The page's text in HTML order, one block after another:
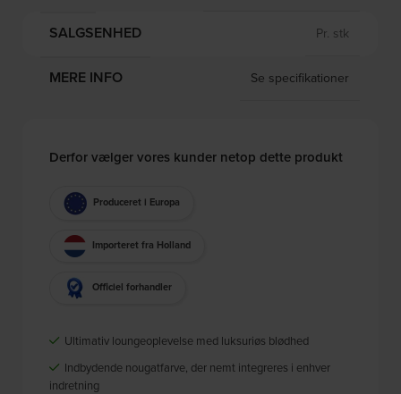
SALGSENHED Pr. stk
MERE INFO Se specifikationer
Derfor vælger vores kunder netop dette produkt
Produceret i Europa
Importeret fra Holland
Officiel forhandler
Ultimativ loungeoplevelse med luksuriøs blødhed
Indbydende nougatfarve, der nemt integreres i enhver
indretning